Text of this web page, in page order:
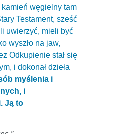
kamień węgielny tam
Testament, sześć
uwierzyć, mieli być
wyszło na jaw,
Odkupienie stał się
i dokonał dzieła
myślenia i
i
Ją to